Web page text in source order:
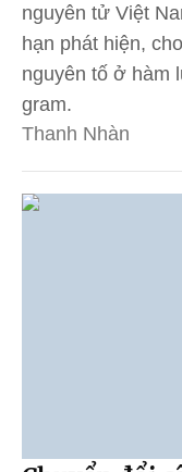
nguyên tử Việt
hạn phát hiện,
nguyên tố ở hàm
gram.
Thanh Nhàn